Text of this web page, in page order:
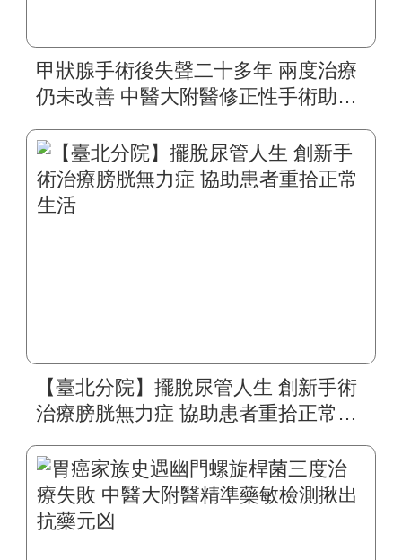
甲狀腺手術後失聲二十多年 兩度治療
仍未改善 中醫大附醫修正性手術助四
【臺北分院】擺脫尿管人生 創新手術
治療膀胱無力症 協助患者重拾正常生